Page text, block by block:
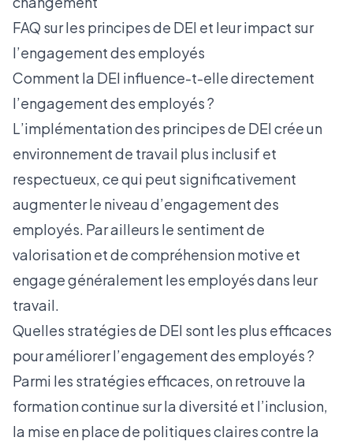
FAQ sur les principes de DEI et leur impact sur
l’engagement des employés
Comment la DEI influence-t-elle directement
l’engagement des employés ?
L’implémentation des principes de DEI crée un
environnement de travail plus inclusif et
respectueux, ce qui peut significativement
augmenter le niveau d’engagement des
employés. Par ailleurs le sentiment de
valorisation et de compréhension motive et
engage généralement les employés dans leur
travail.
Quelles stratégies de DEI sont les plus efficaces
pour améliorer l’engagement des employés ?
Parmi les stratégies efficaces, on retrouve la
formation continue sur la diversité et l’inclusion,
la mise en place de politiques claires contre la